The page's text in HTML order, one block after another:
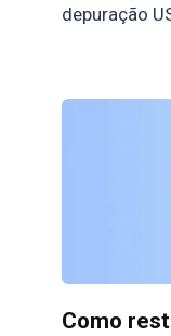
depuração
Como